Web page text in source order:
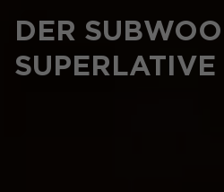
DER
SUPERLATIVE